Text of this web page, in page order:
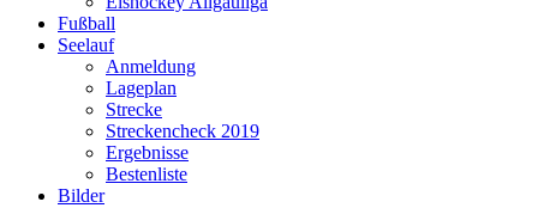
Fußball
Seelauf
Anmeldung
Lageplan
Strecke
Streckencheck 2019
Ergebnisse
Bestenliste
Bilder